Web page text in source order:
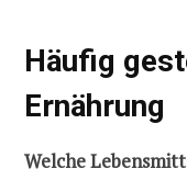
Häufig
Ernährung
Welche